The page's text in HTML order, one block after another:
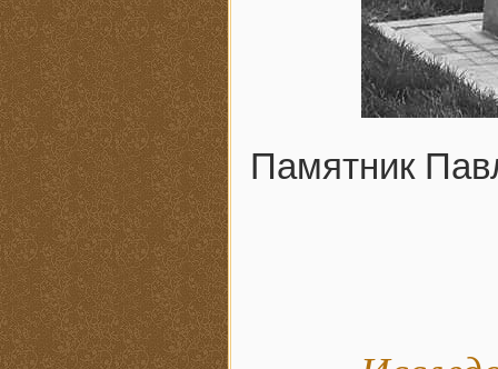
Памятник